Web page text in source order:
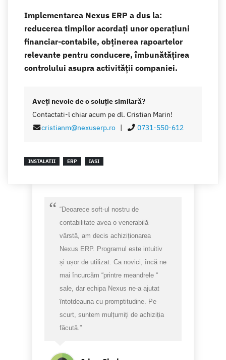
Implementarea Nexus ERP a dus la:
reducerea timpilor acordați unor operațiuni
financiar-contabile, obținerea rapoartelor
relevante pentru conducere, îmbunătățirea
controlului asupra activității companiei.
Aveţi nevoie de o soluţie similară?
Contactati-l chiar acum pe dl. Cristian Marin!
cristianm@nexuserp.ro| 0731-550-612
INSTALATII ERP IASI
“Deoarece soft-ul nostru de
contabilitate avea o venerabilă
vârstă, am decis achiziționarea
Nexus ERP. Programul este intuitiv
și ușor de utilizat. Ca novici, încă ne
mai încurcăm “printre meandrele “
sale, dar echipa Nexus ne-a ajutat
întotdeauna cu promptitudine. Pe
scurt, suntem mulțumiți de achiziția
făcută.”